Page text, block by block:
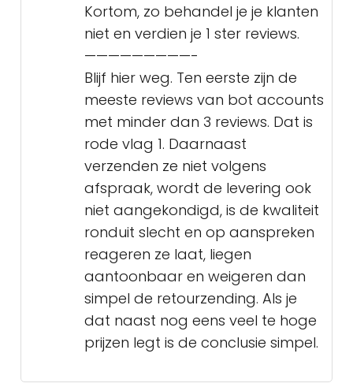
Kortom, zo behandel je je klanten
niet en verdien je 1 ster reviews.
—————————-
Blijf hier weg. Ten eerste zijn de
meeste reviews van bot accounts
met minder dan 3 reviews. Dat is
rode vlag 1. Daarnaast
verzenden ze niet volgens
afspraak, wordt de levering ook
niet aangekondigd, is de kwaliteit
ronduit slecht en op aanspreken
reageren ze laat, liegen
aantoonbaar en weigeren dan
simpel de retourzending. Als je
dat naast nog eens veel te hoge
prijzen legt is de conclusie simpel.